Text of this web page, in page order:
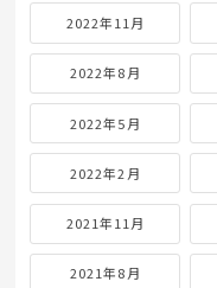
2022年11月
2022年8月
2022年5月
2022年2月
2021年11月
2021年8月